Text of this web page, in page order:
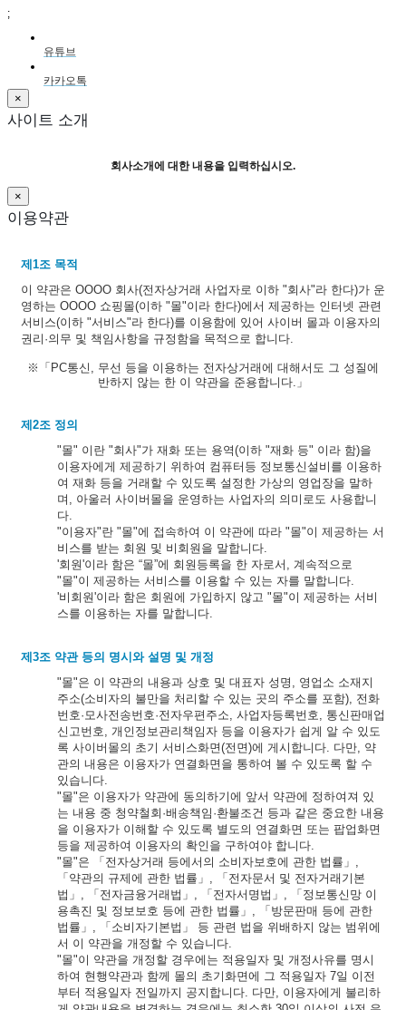
;
유튜브
카카오톡
×
사이트 소개
회사소개에 대한 내용을 입력하십시오.
×
이용약관
제1조 목적
이 약관은 OOOO 회사(전자상거래 사업자로 이하 "회사"라 한다)가 운
영하는 OOOO 쇼핑몰(이하 "몰"이라 한다)에서 제공하는 인터넷 관련
서비스(이하 "서비스"라 한다)를 이용함에 있어 사이버 몰과 이용자의
권리·의무 및 책임사항을 규정함을 목적으로 합니다.
※「PC통신, 무선 등을 이용하는 전자상거래에 대해서도 그 성질에
반하지 않는 한 이 약관을 준용합니다.」
제2조 정의
"몰" 이란 "회사"가 재화 또는 용역(이하 "재화 등" 이라 함)을
이용자에게 제공하기 위하여 컴퓨터등 정보통신설비를 이용하
여 재화 등을 거래할 수 있도록 설정한 가상의 영업장을 말하
며, 아울러 사이버몰을 운영하는 사업자의 의미로도 사용합니
다.
"이용자"란 "몰"에 접속하여 이 약관에 따라 "몰"이 제공하는 서
비스를 받는 회원 및 비회원을 말합니다.
'회원'이라 함은 “몰”에 회원등록을 한 자로서, 계속적으로
"몰"이 제공하는 서비스를 이용할 수 있는 자를 말합니다.
'비회원'이라 함은 회원에 가입하지 않고 "몰"이 제공하는 서비
스를 이용하는 자를 말합니다.
제3조 약관 등의 명시와 설명 및 개정
"몰"은 이 약관의 내용과 상호 및 대표자 성명, 영업소 소재지
주소(소비자의 불만을 처리할 수 있는 곳의 주소를 포함), 전화
번호·모사전송번호·전자우편주소, 사업자등록번호, 통신판매업
신고번호, 개인정보관리책임자 등을 이용자가 쉽게 알 수 있도
록 사이버몰의 초기 서비스화면(전면)에 게시합니다. 다만, 약
관의 내용은 이용자가 연결화면을 통하여 볼 수 있도록 할 수
있습니다.
"몰"은 이용자가 약관에 동의하기에 앞서 약관에 정하여져 있
는 내용 중 청약철회·배송책임·환불조건 등과 같은 중요한 내용
을 이용자가 이해할 수 있도록 별도의 연결화면 또는 팝업화면
등을 제공하여 이용자의 확인을 구하여야 합니다.
"몰"은 「전자상거래 등에서의 소비자보호에 관한 법률」,
「약관의 규제에 관한 법률」, 「전자문서 및 전자거래기본
법」, 「전자금융거래법」, 「전자서명법」, 「정보통신망 이
용촉진 및 정보보호 등에 관한 법률」, 「방문판매 등에 관한
법률」, 「소비자기본법」 등 관련 법을 위배하지 않는 범위에
서 이 약관을 개정할 수 있습니다.
"몰"이 약관을 개정할 경우에는 적용일자 및 개정사유를 명시
하여 현행약관과 함께 몰의 초기화면에 그 적용일자 7일 이전
부터 적용일자 전일까지 공지합니다. 다만, 이용자에게 불리하